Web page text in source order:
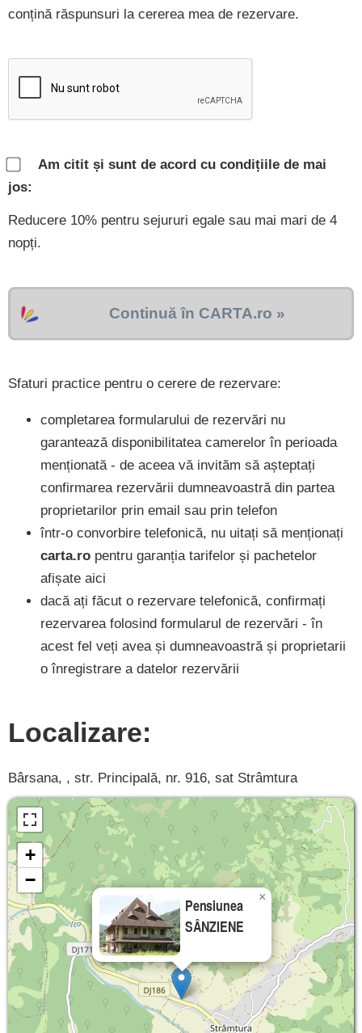
conțină răspunsuri la cererea mea de rezervare.
Am citit și sunt de acord cu condițiile de mai
jos:
Reducere 10% pentru sejururi egale sau mai mari de 4
nopți.
Continuă în CARTA.ro »
Sfaturi practice pentru o cerere de rezervare:
completarea formularului de rezervări nu
garantează disponibilitatea camerelor în perioada
menționată - de aceea vă invităm să așteptați
confirmarea rezervării dumneavoastră din partea
proprietarilor prin email sau prin telefon
într-o convorbire telefonică, nu uitați să menționați
carta.ro pentru garanția tarifelor și pachetelor
afișate aici
dacă ați făcut o rezervare telefonică, confirmați
rezervarea folosind formularul de rezervări - în
acest fel veți avea și dumneavoastră și proprietarii
o înregistrare a datelor rezervării
Localizare:
Bârsana, , str. Principală, nr. 916, sat Strâmtura
Pensiunea
SÂNZIENE
×
+
−